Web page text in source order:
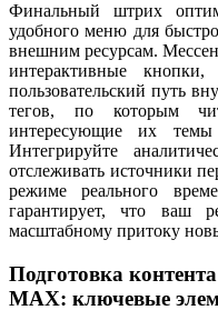
Финальный штрих
удобного меню для
внешним ресурсам.
интерактивные
пользовательский путь
тегов, по которым
интересующие их
Интегрируйте
отслеживать источники
режиме реального
гарантирует, что ваш
масштабному притоку
Подготовка
MAX: ключевые